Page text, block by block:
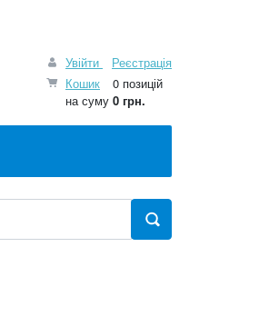
Увійти
Реєстрація
Кошик
0 позицій
на суму 0 грн.